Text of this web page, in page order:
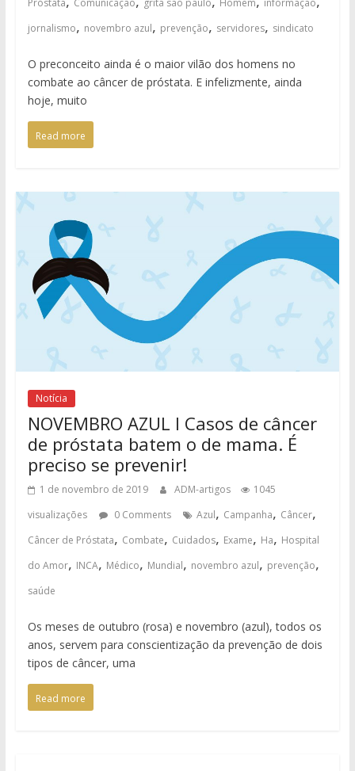
jornalismo, novembro azul, prevenção, servidores, sindicato
O preconceito ainda é o maior vilão dos homens no
combate ao câncer de próstata. E infelizmente, ainda
hoje, muito
Read more
Notícia
NOVEMBRO AZUL I Casos de câncer
de próstata batem o de mama. É
preciso se prevenir!
1 de novembro de 2019 ADM-artigos
1045
visualizações
0 Comments Azul, Campanha, Câncer,
Câncer de Próstata, Combate, Cuidados, Exame, Ha, Hospital
do Amor, INCA, Médico, Mundial, novembro azul, prevenção,
saúde
Os meses de outubro (rosa) e novembro (azul), todos os
anos, servem para conscientização da prevenção de dois
tipos de câncer, uma
Read more